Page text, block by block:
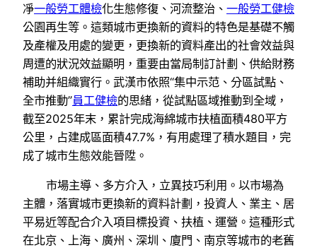
凈一般勞工體檢化生態修復、河流整治、 一般勞工健檢
公園再生等。這類城市更換新的資料的特色是基礎不觸
及產權及用處的變更，更換新的資料產出的社會效益與
周遭的狀況效益顯明，重要由當局制訂計劃、供給財務
補助并組織實行。武漢市依照“集中示范、分區試點、
全市推動”員工健檢的思緒，從試點區域推動到全域，
截至2025年末，累計完成海綿城市扶植面積480平方
公里，占建成區面積47.7%，有用處理了積水題目，完
成了城市生態效能晉陞。
市場主導、多方介入，立異技巧利用。以市場為
主體，落實城市更換新的資料計劃，投資人、業主、居
平易近等配合介入項目標投資、扶植、運營。這種形式
在北京、上海、廣州、深圳、廈門、南京等城市的老舊